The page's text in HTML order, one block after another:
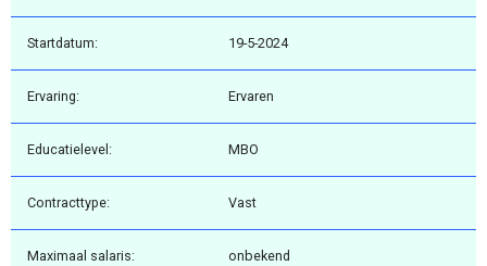
Startdatum: 19-5-2024
Ervaring: Ervaren
Educatielevel: MBO
Contracttype: Vast
Maximaal salaris: onbekend